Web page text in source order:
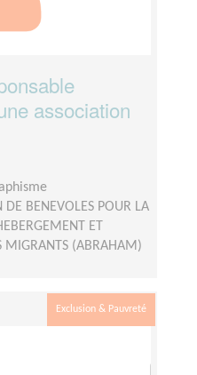
association
DE BENEVOLES POUR LA
ET
MIGRANTS (ABRAHAM)
Exclusion & Pauvreté